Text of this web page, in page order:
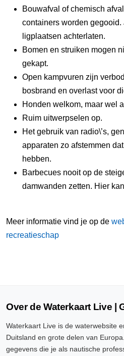
Bouwafval of chemisch
containers worden
ligplaatsen achterlaten.
Bomen en struiken mogen
gekapt.
Open kampvuren zijn
bosbrand en overlast voor
Honden welkom, maar wel
Ruim uitwerpselen op.
Het gebruik van radio\’s,
apparaten zo afstemmen
hebben.
Barbecues nooit op de
damwanden zetten. Hier
Meer informatie vind je op de
recreatieschap
Over de Waterkaart Live |
Waterkaart Live is de waterwebsite
Duitsland en grote delen van
gegevens die je als nautische